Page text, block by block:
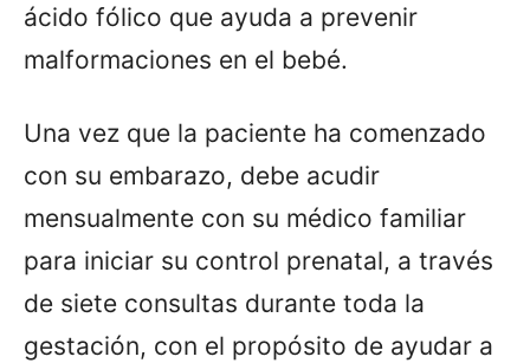
ácido fólico que ayuda a prevenir
malformaciones en el bebé.
Una vez que la paciente ha comenzado
con su embarazo, debe acudir
mensualmente con su médico familiar
para iniciar su control prenatal, a través
de siete consultas durante toda la
gestación, con el propósito de ayudar a